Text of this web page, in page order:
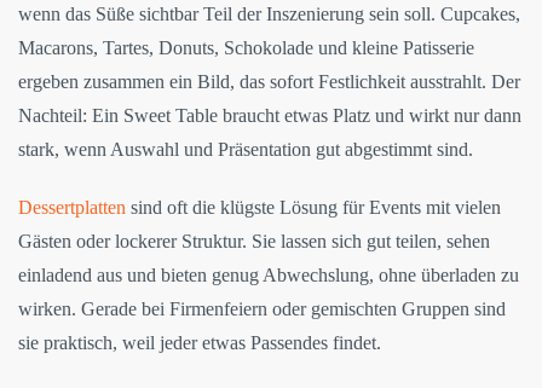
wenn das Süße sichtbar Teil der Inszenierung sein soll. Cupcakes,
Macarons, Tartes, Donuts, Schokolade und kleine Patisserie
ergeben zusammen ein Bild, das sofort Festlichkeit ausstrahlt. Der
Nachteil: Ein Sweet Table braucht etwas Platz und wirkt nur dann
stark, wenn Auswahl und Präsentation gut abgestimmt sind.
Dessertplatten sind oft die klügste Lösung für Events mit vielen
Gästen oder lockerer Struktur. Sie lassen sich gut teilen, sehen
einladend aus und bieten genug Abwechslung, ohne überladen zu
wirken. Gerade bei Firmenfeiern oder gemischten Gruppen sind
sie praktisch, weil jeder etwas Passendes findet.